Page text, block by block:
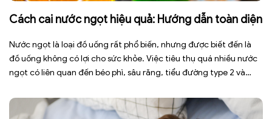
Cách cai nước ngọt hiệu quả: Hướng dẫn toàn diện
Nước ngọt là loại đồ uống rất phổ biến, nhưng được biết đến là
đồ uống không có lợi cho sức khỏe. Việc tiêu thụ quá nhiều nước
ngọt có liên quan đến béo phì, sâu răng, tiểu đường type 2 và
chỉ […]